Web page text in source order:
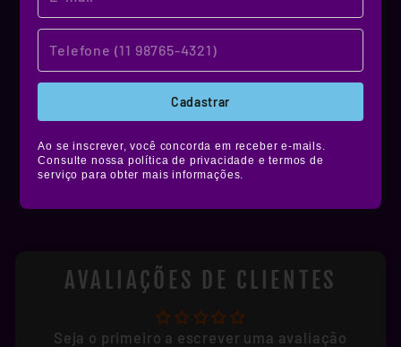
Cadastrar
Ao se inscrever, você concorda em receber e-mails.
Consulte nossa política de privacidade e termos de
serviço para obter mais informações.
MATERIAL DE QUALIDADE!
NOSSO MATERIAL
Produzidos em vinil premium, nossos stickers
têm alta durabilidade, são resistentes à água,
não desbotam e ainda contam com película de
proteção fosca, brilhante ou holográfica.
Muito mais estilo e resistência pra você colar
onde quiser!
AVALIAÇÕES DE CLIENTES
Seja o primeiro a escrever uma avaliação